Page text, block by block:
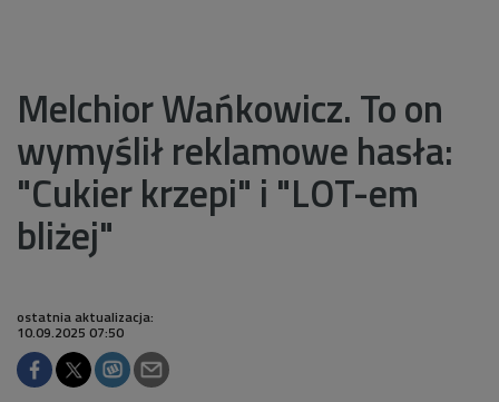
Melchior Wańkowicz. To on
wymyślił reklamowe hasła:
"Cukier krzepi" i "LOT-em
bliżej"
ostatnia aktualizacja:
10.09.2025 07:50